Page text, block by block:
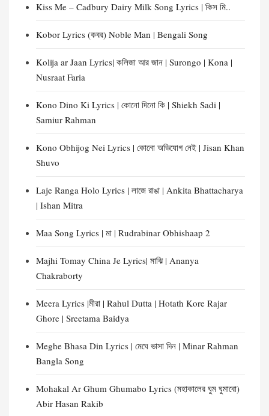
Kiss Me – Cadbury Dairy Milk Song Lyrics | কিস মি..
Kobor Lyrics (কবর) Noble Man | Bengali Song
Kolija ar Jaan Lyrics| কলিজা আর জান | Surongo | Kona |
Nusraat Faria
Kono Dino Ki Lyrics | কোনো দিনো কি | Shiekh Sadi |
Samiur Rahman
Kono Obhijog Nei Lyrics | কোনো অভিযোগ নেই | Jisan Khan
Shuvo
Laje Ranga Holo Lyrics | লাজে রাঙা | Ankita Bhattacharya
| Ishan Mitra
Maa Song Lyrics | মা | Rudrabinar Obhishaap 2
Majhi Tomay China Je Lyrics| মাঝি | Ananya
Chakraborty
Meera Lyrics |মীরা | Rahul Dutta | Hotath Kore Rajar
Ghore | Sreetama Baidya
Meghe Bhasa Din Lyrics | মেঘে ভাসা দিন | Minar Rahman
Bangla Song
Mohakal Ar Ghum Ghumabo Lyrics (মহাকালের ঘুম ঘুমাবো)
Abir Hasan Rakib